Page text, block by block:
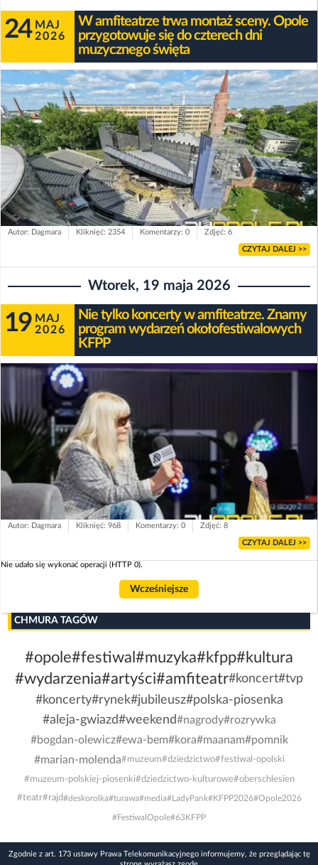
24 MAJ
2026
W amfiteatrze trwa montaż sceny. Opole
przygotowuje się do czterech dni
muzycznego święta
Autor: Dagmara Kliknięć: 2354 Komentarzy: 0 Zdjęć: 6
CZYTAJ DALEJ >>
Wtorek, 19 maja 2026
19 MAJ
2026
Nie tylko koncerty w amfiteatrze. Znamy
program wydarzeń okołofestiwalowych
KFPP
Autor: Dagmara Kliknięć: 968 Komentarzy: 0 Zdjęć: 8
CZYTAJ DALEJ >>
Nie udało się wykonać operacji (HTTP 0).
Wcześniejsze
CHMURA TAGÓW
#opole#festiwal #muzyka#kfpp#kultura
#wydarzenia#artyści#amfiteatr#koncert#tvp
#koncerty#rynek#jubileusz#polska-piosenka
#aleja-gwiazd#weekend#nagrody#rozrywka
#bogdan-olewicz#ewa-bem#kora#maanam#pomnik
#marian-molenda#muzeum#dziedzictwo#festiwal-opolski
#muzeum-polskiej-piosenki#dziedzictwo-kulturowe#oberschlesien
#teatr#rajd#deskorolka#turawa#media#LadyPank#KFPP2026#Opole2026
#FestiwalOpole#63KFPP
Zgodnie z art. 173 ustawy Prawa Telekomunikacyjnego informujemy, że przeglądając tę